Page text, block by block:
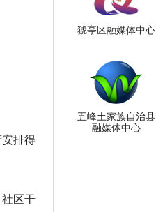
排得
区干
猇亭区融媒体中心
五峰土家族自治县
融媒体中心